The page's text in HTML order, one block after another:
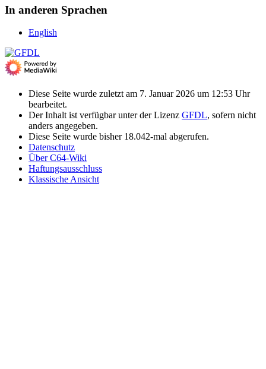
In anderen Sprachen
English
Diese Seite wurde zuletzt am 7. Januar 2026 um 12:53 Uhr
bearbeitet.
Der Inhalt ist verfügbar unter der Lizenz GFDL, sofern nicht
anders angegeben.
Diese Seite wurde bisher 18.042-mal abgerufen.
Datenschutz
Über C64-Wiki
Haftungsausschluss
Klassische Ansicht